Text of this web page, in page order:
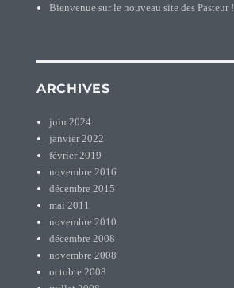
Bienvenue sur le nouveau site des Pasteur !
ARCHIVES
juin 2024
janvier 2022
février 2019
novembre 2016
décembre 2015
mai 2011
novembre 2010
décembre 2008
novembre 2008
octobre 2008